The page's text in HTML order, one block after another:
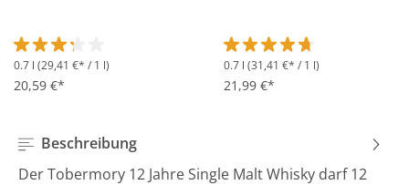
Durchschnittliche Bewertung von 3.2 von 5 Sternen
0.7 l (29,41 €* / 1 l)
20,59 €*
Durchschnittliche
0.7 l (31,41 €* / 1 l)
21,99 €*
Beschreibung
Der Tobermory 12 Jahre Single Malt Whisky darf 12